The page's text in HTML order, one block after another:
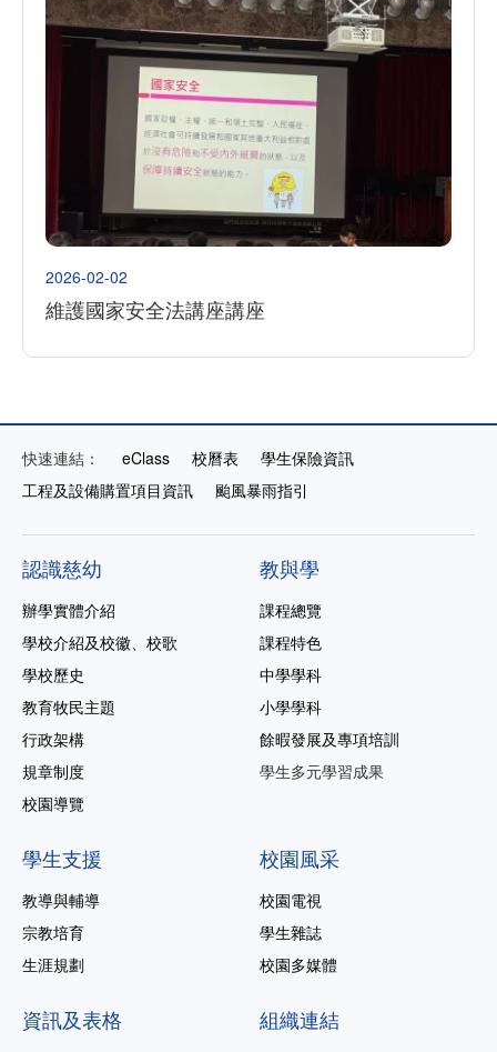
2026-02-02
維護國家安全法講座講座
快速連結： eClass 校曆表
學生保險資訊
工程及設備購置項目資訊
颱風暴雨指引
認識慈幼
辦學實體介紹
學校介紹及校徽、校歌
學校歷史
教育牧民主題
行政架構
規章制度
校園導覽
教與學
課程總覽
課程特色
中學學科
小學學科
餘暇發展及專項培訓
學生多元學習成果
學生支援
教導與輔導
宗教培育
生涯規劃
校園風采
校園電視
學生雜誌
校園多媒體
資訊及表格 組織連結